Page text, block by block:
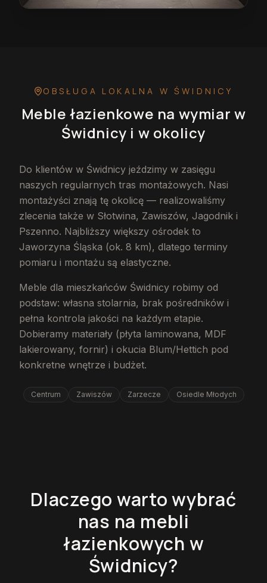
OBSŁUGA LOKALNA W ŚWIDNICY
Meble łazienkowe na wymiar w
Świdnicy i w okolicy
Do klientów w Świdnicy jeździmy w zasięgu
naszych regularnych tras montażowych. Nasi
montażyści znają tę okolicę — realizowaliśmy
zlecenia także w Słotwina, Zawiszów, Jagodnik i
Pszenno. Najbliższy większy ośrodek to
Jaworzyna Śląska (ok. 8 km), dlatego terminy
pomiaru i montażu są elastyczne.
Meble dla mieszkańców Świdnicy robimy od
podstaw: własna stolarnia, brak pośredników i
pełna kontrola jakości na każdym etapie.
Dobieramy materiały (płyta laminowana, MDF
lakierowany, fornir) i okucia Blum/Hettich pod
konkretne wnętrze i budżet.
Centrum Zawiszów Zarzecze Osiedle Młodych
Dlaczego warto wybrać
nas na mebli
łazienkowych w
Świdnicy?